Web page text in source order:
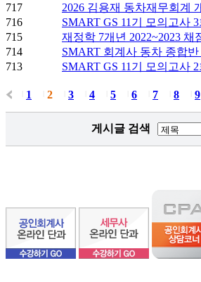
717
2026 김용재 동차재무회계
716
SMART GS 11기 모의고사
715
재정학 7개년 2022~2023 채
714
SMART 회계사 동차 종합반
713
SMART GS 11기 모의고사
1 2 3 4 5 6 7 8 9
게시글 검색